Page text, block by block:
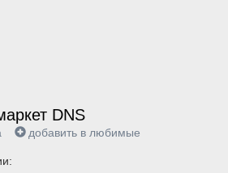
DNS
добавить в любимые